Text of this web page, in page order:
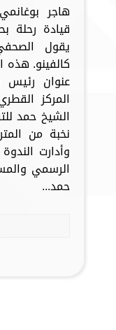
هاجر
قيادة رحلة
يقول
كالفينو.
عنوان
المركز
الشيخ حمد
نخبة من
وأدارت
الرسمي
حمد...